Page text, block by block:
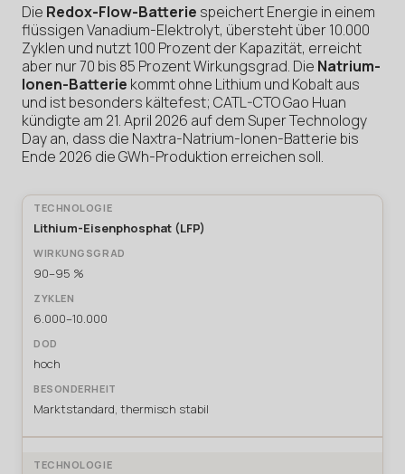
Die Redox-Flow-Batterie speichert Energie in einem
flüssigen Vanadium-Elektrolyt, übersteht über 10.000
Zyklen und nutzt 100 Prozent der Kapazität, erreicht
aber nur 70 bis 85 Prozent Wirkungsgrad. Die Natrium-
Ionen-Batterie kommt ohne Lithium und Kobalt aus
und ist besonders kältefest; CATL-CTO Gao Huan
kündigte am 21. April 2026 auf dem Super Technology
Day an, dass die Naxtra-Natrium-Ionen-Batterie bis
Ende 2026 die GWh-Produktion erreichen soll.
Lithium-Eisenphosphat (LFP)
90–95 %
6.000–10.000
hoch
Marktstandard, thermisch stabil